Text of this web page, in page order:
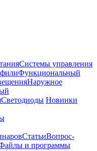
Системы управления
Функциональный
Наружное
Светодиоды Новинки
СтатьиВопрос-
и программы